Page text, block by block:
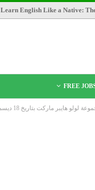
Learn English Like a Native:
FREE
لولو هايبر ماركت بتاريخ 18 ديسمبر